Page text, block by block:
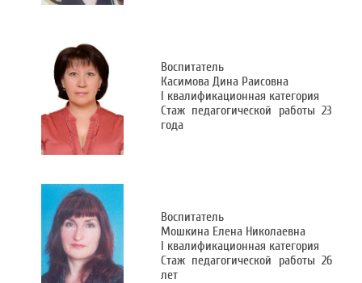
Воспитатель
Касимова Дина Раисовна
I квалификационная категория
Стаж педагогической работы 23
года
Воспитатель
Мошкина Елена Николаевна
I квалификационная категория
Стаж педагогической работы 26
лет